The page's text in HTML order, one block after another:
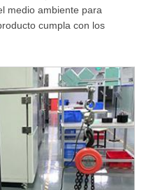
medio ambiente para
cumpla con los